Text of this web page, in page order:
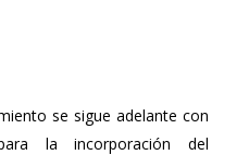
se sigue adelante con
la incorporación del